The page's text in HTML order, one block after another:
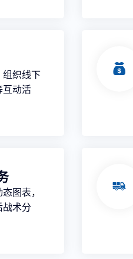
组织线下
互动活
图表，
战术分